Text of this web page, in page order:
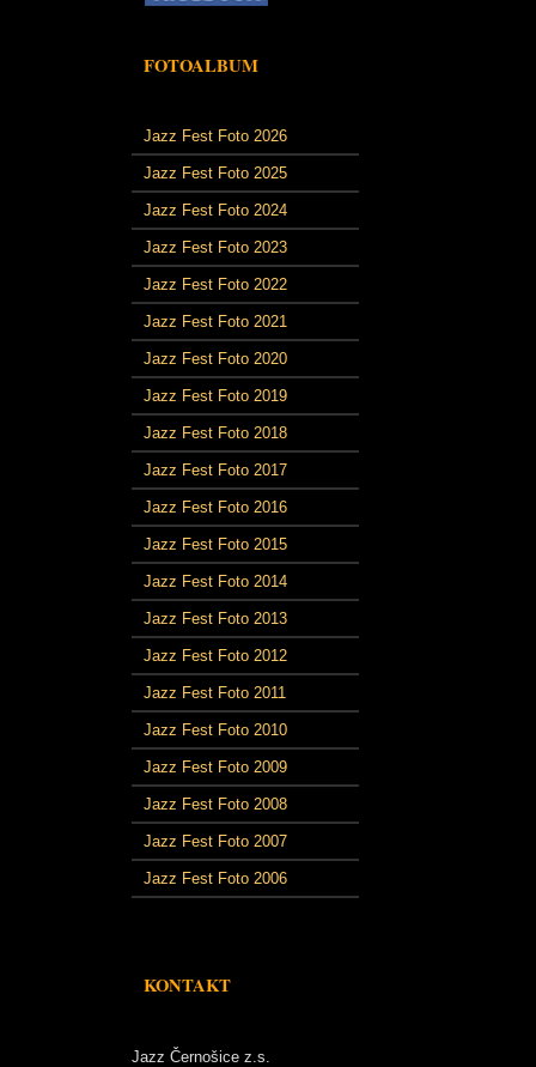
FOTOALBUM
Jazz Fest Foto 2026
Jazz Fest Foto 2025
Jazz Fest Foto 2024
Jazz Fest Foto 2023
Jazz Fest Foto 2022
Jazz Fest Foto 2021
Jazz Fest Foto 2020
Jazz Fest Foto 2019
Jazz Fest Foto 2018
Jazz Fest Foto 2017
Jazz Fest Foto 2016
Jazz Fest Foto 2015
Jazz Fest Foto 2014
Jazz Fest Foto 2013
Jazz Fest Foto 2012
Jazz Fest Foto 2011
Jazz Fest Foto 2010
Jazz Fest Foto 2009
Jazz Fest Foto 2008
Jazz Fest Foto 2007
Jazz Fest Foto 2006
KONTAKT
Jazz Černošice z.s.